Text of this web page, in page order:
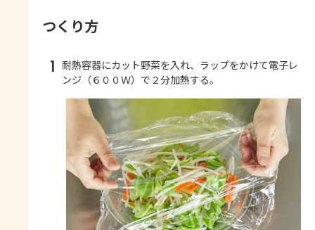
つくり方
1 耐熱容器にカット野菜を入れ、ラップをかけて電子レ
ンジ（６００Ｗ）で２分加熱する。